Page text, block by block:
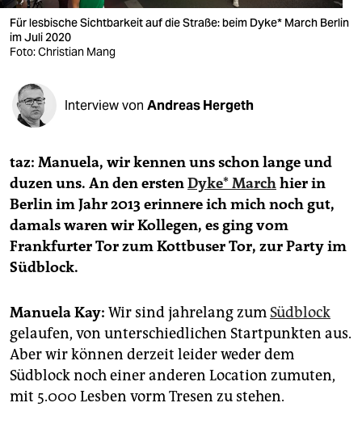
verlag
veranstaltungen
fragen & hilfe
abo
genossenschaft
epaper login
Für lesbische Sichtbarkeit auf die Straße: beim Dyke* March Berlin
im Juli 2020
Foto: Christian Mang
Interview von Andreas Hergeth
taz: Manuela, wir kennen uns schon lange und
duzen uns. An den erstenDyke* Marchhier in
Berlin im Jahr 2013 erinnere ich mich noch gut,
damals waren wir Kollegen, es ging vom
Frankfurter Tor zum Kottbuser Tor, zur Party im
Südblock.
Manuela Kay: Wir sind jahrelang zum Südblock
gelaufen, von unterschiedlichen Startpunkten aus.
Aber wir können derzeit leider weder dem
Südblock noch einer anderen Location zumuten,
mit 5.000 Lesben vorm Tresen zu stehen.